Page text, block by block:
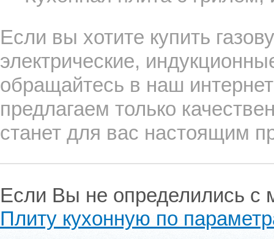
Если вы хотите купить
электрические,
обращайтесь в наш
предлагаем только
станет для вас настоящим
Если Вы не определились
Плиту кухонную по